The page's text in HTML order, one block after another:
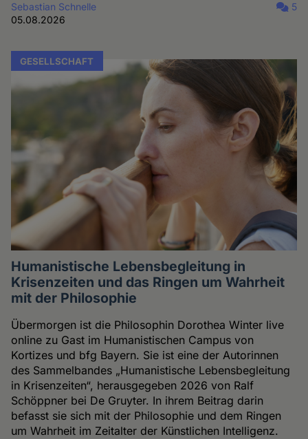
Sebastian Schnelle
05.08.2026
5
GESELLSCHAFT
Humanistische Lebensbegleitung in
Krisenzeiten und das Ringen um Wahrheit
mit der Philosophie
Übermorgen ist die Philosophin Dorothea Winter live
online zu Gast im Humanistischen Campus von
Kortizes und bfg Bayern. Sie ist eine der Autorinnen
des Sammelbandes „Humanistische Lebensbegleitung
in Krisenzeiten“, herausgegeben 2026 von Ralf
Schöppner bei De Gruyter. In ihrem Beitrag darin
befasst sie sich mit der Philosophie und dem Ringen
um Wahrheit im Zeitalter der Künstlichen Intelligenz.